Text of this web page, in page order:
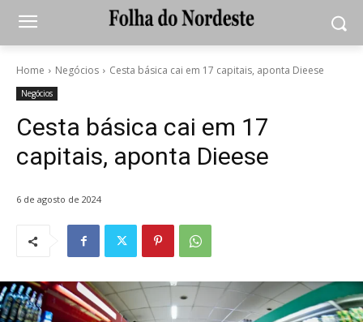
Home Negócios Cesta básica cai em 17 capitais, aponta Dieese
Negócios
Cesta básica cai em 17
capitais, aponta Dieese
6 de agosto de 2024